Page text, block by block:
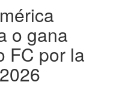
o gana
FC por la